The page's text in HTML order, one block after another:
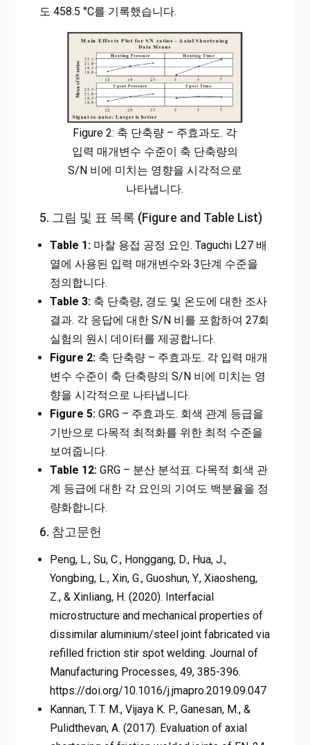
도 458.5 °C를 기록했습니다.
Figure 2: 축 단축량 – 주효과도. 각
입력 매개변수 수준이 축 단축량의
S/N 비에 미치는 영향을 시각적으로
나타냅니다.
5. 그림 및 표 목록 (Figure and Table List)
Table 1:마찰 용접 공정 요인. Taguchi L27 배
열에 사용된 입력 매개변수와 3단계 수준을
정의합니다.
Table 3:축 단축량, 경도 및 온도에 대한 조사
결과. 각 응답에 대한 S/N 비를 포함하여 27회
실험의 원시 데이터를 제공합니다.
Figure 2:축 단축량 – 주효과도. 각 입력 매개
변수 수준이 축 단축량의 S/N 비에 미치는 영
향을 시각적으로 나타냅니다.
Figure 5:GRG – 주효과도. 회색 관계 등급을
기반으로 다목적 최적화를 위한 최적 수준을
보여줍니다.
Table 12:GRG – 분산 분석표. 다목적 회색 관
계 등급에 대한 각 요인의 기여도 백분율을 정
량화합니다.
6. 참고문헌
Peng, L., Su, C., Honggang, D., Hua, J.,
Yongbing, L., Xin, G., Guoshun, Y., Xiaosheng,
Z., & Xinliang, H. (2020). Interfacial
microstructure and mechanical properties of
dissimilar aluminium/steel joint fabricated via
refilled friction stir spot welding. Journal of
Manufacturing Processes, 49, 385-396.
https://doi.org/10.1016/j.jmapro.2019.09.047
Kannan, T. T. M., Vijaya K. P., Ganesan, M., &
Pulidthevan, A. (2017). Evaluation of axial